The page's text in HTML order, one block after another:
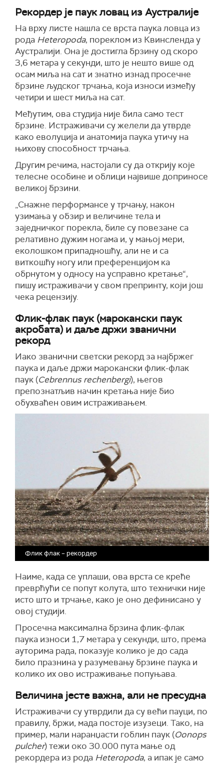
Рекордер је паук ловац из Аустралије
На врху листе нашла се врста паука ловца из
рода Heteropoda, пореклом из Квинсленда у
Аустралији. Она је достигла брзину од скоро
3,6 метара у секунди, што је нешто више од
осам миља на сат и знатно изнад просечне
брзине људског трчања, која износи између
четири и шест миља на сат.
Међутим, ова студија није била само тест
брзине. Истраживачи су желели да утврде
како еволуција и анатомија паука утичу на
њихову способност трчања.
Другим речима, настојали су да открију које
телесне особине и облици највише доприносе
великој брзини.
„Снажне перформансе у трчању, након
узимања у обзир и величине тела и
заједничког порекла, биле су повезане са
релативно дужим ногама и, у мањој мери,
еколошком припадношћу, али не и са
виткошћу ногу или преференцијом ка
обрнутом у односу на усправно кретање“,
пишу истраживачи у свом препринту, који још
чека рецензију.
Флик-флак паук (марокански паук
акробата) и даље држи званични
рекорд
Иако званични светски рекорд за најбржег
паука и даље држи марокански флик-флак
паук (Cebrennus rechenbergi), његов
препознатљив начин кретања није био
обухваћен овим истраживањем.
Флик флак – рекордер
Наиме, када се уплаши, ова врста се креће
преврћући се попут колута, што технички није
исто што и трчање, како је оно дефинисано у
овој студији.
Просечна максимална брзина флик-флак
паука износи 1,7 метара у секунди, што, према
ауторима рада, показује колико је до сада
било празнина у разумевању брзине паука и
колико их ово истраживање попуњава.
Величина јесте важна, али не пресудна
Истраживачи су утврдили да су већи пауци, по
правилу, бржи, мада постоје изузеци. Тако, на
пример, мали наранџасти гоблин паук (Oonops
pulcher) тежи око 30.000 пута мање од
рекордера из рода Heteropoda, а ипак је само